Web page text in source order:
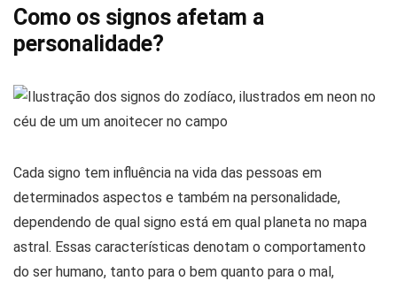
Como os signos afetam a
personalidade?
Cada signo tem influência na vida das pessoas em
determinados aspectos e também na personalidade,
dependendo de qual signo está em qual planeta no mapa
astral. Essas características denotam o comportamento
do ser humano, tanto para o bem quanto para o mal,